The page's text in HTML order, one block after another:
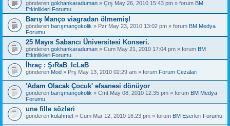
gönderen gokhankaraduman » Çrş May 26, 2010 15:43 pm » forum BM
Etkinlikleri Forumu
Barış Manço viagradan ölmemiş!
gönderen barışmançokolik » Pzr May 23, 2010 13:02 pm » forum BM Medya
Forumu
25 Mayıs Sabancı Üniversitesi Konseri.
gönderen gokhankaraduman » Cum May 21, 2010 17:04 pm » forum BM
Etkinlikleri Forumu
İhraç : ŞıRaB_IcLaB
gönderen Mod » Prş May 13, 2010 02:29 am » forum Forum Cezaları
'Adam Olacak Çocuk' efsanesi dönüyor
gönderen barışmançokolik » Cmt May 08, 2010 12:35 pm » forum BM Medya
Forumu
une fille sözleri
gönderen kulahmet » Cum Mar 12, 2010 16:23 pm » forum BM Eserleri Forumu